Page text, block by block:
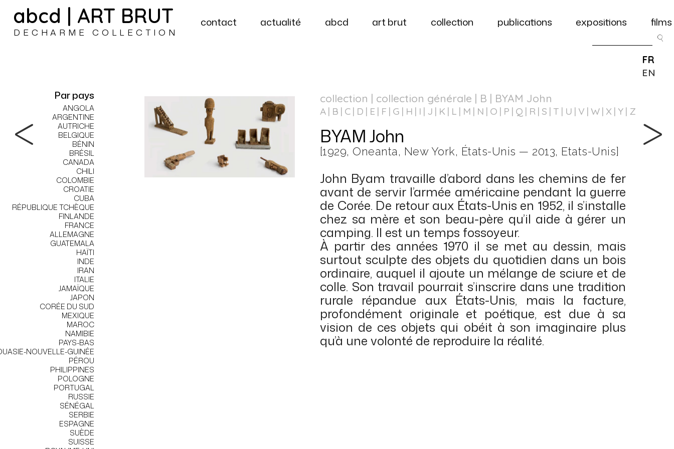
abcd | ART BRUT
DECHARME COLLECTION
contact actualité abcd art brut collection publications expositions films
Par pays
ANGOLA
ARGENTINE
AUTRICHE
BELGIQUE
BÉNIN
BRÉSIL
CANADA
CHILI
COLOMBIE
CROATIE
CUBA
RÉPUBLIQUE TCHÈQUE
FINLANDE
FRANCE
ALLEMAGNE
GUATEMALA
HAÏTI
INDE
IRAN
ITALIE
JAMAÏQUE
JAPON
CORÉE DU SUD
MEXIQUE
MAROC
NAMIBIE
PAYS-BAS
NOUVELLE-GUINÉE
PÉROU
PHILIPPINES
POLOGNE
PORTUGAL
RUSSIE
SÉNÉGAL
SERBIE
ESPAGNE
SUÈDE
SUISSE
collection | collection générale | B | BYAM John
A B C D E F G H I J K L M N O P Q R S T U V W X Y Z
BYAM John
[1929, Oneanta, New York, États-Unis — 2013, Etats-Unis]
John Byam travaille d’abord dans les chemins de fer
avant de servir l’armée américaine pendant la guerre
de Corée. De retour aux États-Unis en 1952, il s’installe
chez sa mère et son beau-père qu’il aide à gérer un
camping. Il est un temps fossoyeur.
À partir des années 1970 il se met au dessin, mais
surtout sculpte des objets du quotidien dans un bois
ordinaire, auquel il ajoute un mélange de sciure et de
colle. Son travail pourrait s’inscrire dans une tradition
rurale répandue aux États-Unis, mais la facture,
profondément originale et poétique, est due à sa
vision de ces objets qui obéit à son imaginaire plus
qu’à une volonté de reproduire la réalité.
FR
EN